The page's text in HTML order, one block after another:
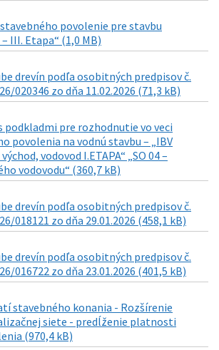
povolenie pre stavbu
III. Etapa“ (1,0 MB)
drevín podľa osobitných predpisov č.
020346 zo dňa 11.02.2026 (71,3 kB)
podkladmi pre rozhodnutie vo veci
povolenia na vodnú stavbu – „IBV
vodovod I.ETAPA“ „SO 04 –
vodovodu“ (360,7 kB)
drevín podľa osobitných predpisov č.
018121 zo dňa 29.01.2026 (458,1 kB)
drevín podľa osobitných predpisov č.
016722 zo dňa 23.01.2026 (401,5 kB)
stavebného konania - Rozšírenie
siete - predĺženie platnosti
(970,4 kB)